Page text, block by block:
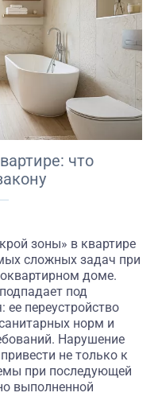
что
зоны» в квартире
сложных задач при
доме.
под
ее переустройство
норм и
Нарушение
не только к
при последующей
выполненной